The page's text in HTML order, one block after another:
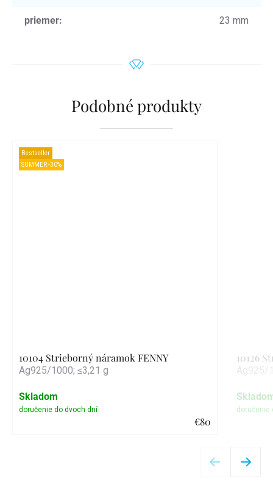
priemer: 23 mm
Podobné produkty
Bestseller
SUMMER -30%
10104 Strieborný náramok FENNY
Ag925/1000; ≤3,21 g
€80
Skladom
10126